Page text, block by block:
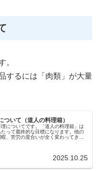
。
するには「肉類」が大量
いて（道人の料理箱）
についてです。「道人の料理箱」は
って最終的な目標になります。他の
、苦労の度合いが全く変わってきま
2025.10.25